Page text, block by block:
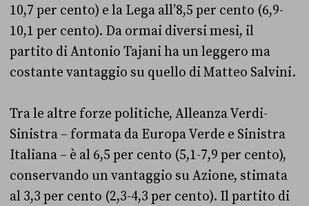
10,7 per cento) e la Lega all’8,5 per cento (6,9-
10,1 per cento). Da ormai diversi mesi, il
partito di Antonio Tajani ha un leggero ma
costante vantaggio su quello di Matteo Salvini.
Tra le altre forze politiche, Alleanza Verdi-
Sinistra – formata da Europa Verde e Sinistra
Italiana – è al 6,5 per cento (5,1-7,9 per cento),
conservando un vantaggio su Azione, stimata
al 3,3 per cento (2,3-4,3 per cento). Il partito di